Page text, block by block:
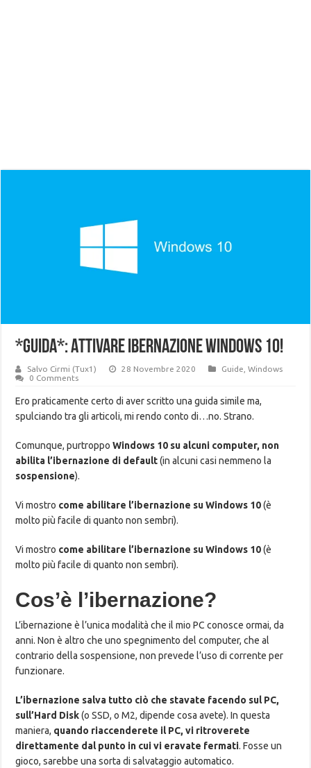
*GUIDA*: Attivare ibernazione Windows 10!
Salvo Cirmi (Tux1) 28 Novembre 2020 Guide ,Windows
0 Comments
Ero praticamente certo di aver scritto una guida simile ma,
spulciando tra gli articoli, mi rendo conto di…no. Strano.
Comunque, purtroppoWindows 10 su alcuni computer, non
abilita l’ibernazione di default(in alcuni casi nemmeno la
sospensione).
Vi mostro come abilitare l’ibernazione su Windows 10(è
molto più facile di quanto non sembri).
Vi mostro come abilitare l’ibernazione su Windows 10(è
molto più facile di quanto non sembri).
Cos’è l’ibernazione?
L’ibernazione è l’unica modalità che il mio PC conosce ormai, da
anni. Non è altro che uno spegnimento del computer, che al
contrario della sospensione, non prevede l’uso di corrente per
funzionare.
L’ibernazione salva tutto ciò che stavate facendo sul PC,
sull’Hard Disk(o SSD, o M2, dipende cosa avete). In questa
maniera, quando riaccenderete il PC, vi ritroverete
direttamente dal punto in cui vi eravate fermati. Fosse un
gioco, sarebbe una sorta di salvataggio automatico.